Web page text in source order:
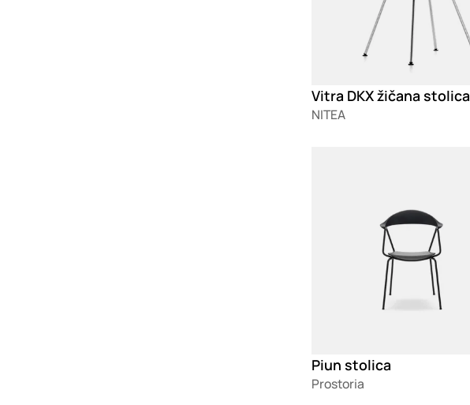
Vitra DKX žičana stolica
NITEA
Piun stolica
Prostoria